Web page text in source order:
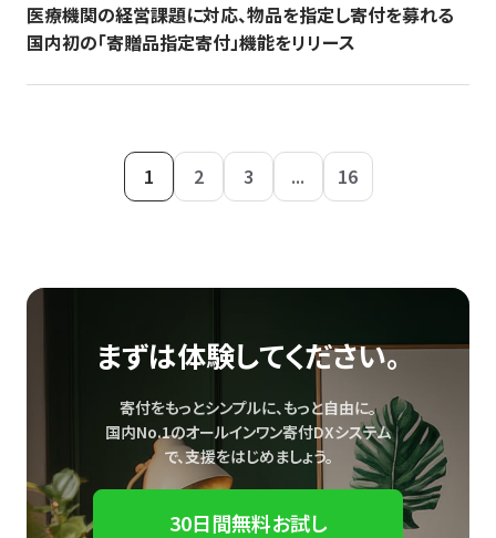
医療機関の経営課題に対応、物品を指定し寄付を募れる
国内初の「寄贈品指定寄付」機能をリリース
1 2 3 ... 16
まずは体験してください。
寄付をもっとシンプルに、もっと自由に。
国内No.1のオールインワン寄付DXシステム
で、支援をはじめましょう。
30日間無料お試し